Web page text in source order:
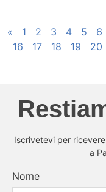
« 1 2 3 4 5 6
16
17 18 19 20
Iscrivetevi per
a
Nome